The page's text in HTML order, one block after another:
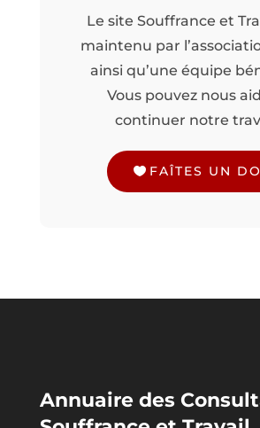
Le site Souffrance et
maintenu par
ainsi qu’une équipe
Vous pouvez nous
continuer notre
FAÎTES UN
Annuaire des